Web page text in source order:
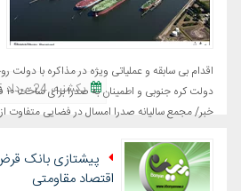
اقدام بی سابقه و عملیاتی ویژه در مذاکره با دولت
خبر/ مجمع سالیانه صدرا امسال در فضایی متفاوت
یکشنبه، 24 مرداد 1395 - 17:56
پیشتازی بانک
اقتصاد مقاومتی